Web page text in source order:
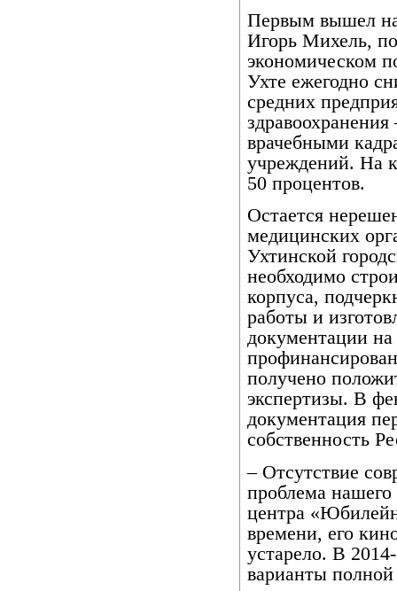
Первым вышел на
Игорь Михель,
экономическом
Ухте ежегодно
средних
врачебными
учреждений. На
50 процентов.
Остается
медицинских
Ухтинской
необходимо
корпуса,
работы и
документации
получено
экспертизы. В
документация
собственность
– Отсутствие
проблема
центра
времени, его
устарело. В
варианты